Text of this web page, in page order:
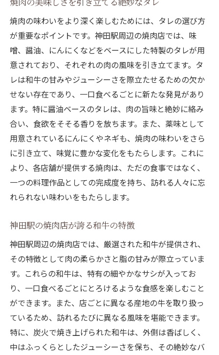
焼肉の味わいをより深く楽しむためには、タレの選び方
が重要なポイントです。神田駅周辺の焼肉店では、味
噌、醤油、にんにくなどをベースにした特製のタレが用
意されており、それぞれの肉の風味を引き立てます。タ
レは和牛の甘みやジューシーさを際立たせるための欠か
せない存在であり、一口食べるごとに新たな発見があり
ます。特に醤油ベースのタレは、肉の旨味と絶妙に絡み
合い、食欲をそそる香りを放ちます。また、薬味として
用意されているにんにくやネギも、焼肉の味わいをさら
に引き立て、味覚に豊かな変化をもたらします。これに
より、各店舗が提供する焼肉は、ただの食事ではなく、
一つの料理作品としての完成度を持ち、訪れる人々に忘
れられない味わいをもたらします。
神田駅の焼肉店が誇る和牛の特徴
神田駅周辺の焼肉店では、厳選された和牛が提供され、
その特徴として肉の柔らかさと脂の甘みが際立っていま
す。これらの和牛は、特有の細やかなサシが入ってお
り、一口食べるごとにとろけるような食感を楽しむこと
ができます。また、店ごとに異なる産地の牛を取り扱っ
ているため、訪れるたびに異なる風味を堪能できます。
特に、炭火で焼き上げられた和牛は、外側は香ばしく、
中はふっくらとしたジューシーさを保ち、その絶妙なバ